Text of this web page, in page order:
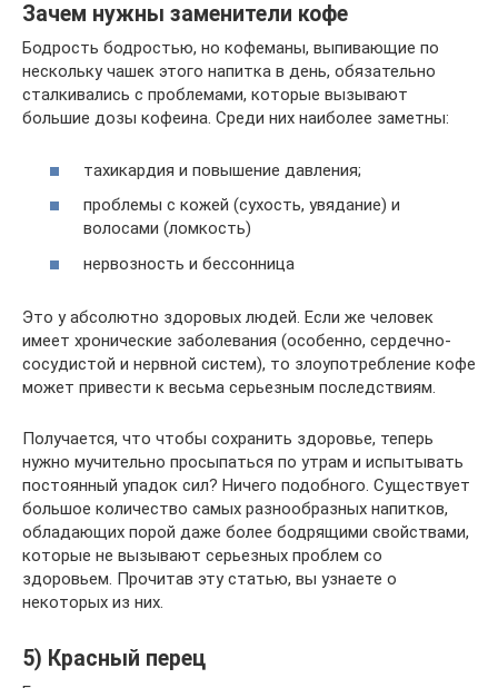
Зачем нужны заменители кофе
Бодрость бодростью, но кофеманы, выпивающие по
нескольку чашек этого напитка в день, обязательно
сталкивались с проблемами, которые вызывают
большие дозы кофеина. Среди них наиболее заметны:
тахикардия и повышение давления;
проблемы с кожей (сухость, увядание) и
волосами (ломкость)
нервозность и бессонница
Это у абсолютно здоровых людей. Если же человек
имеет хронические заболевания (особенно, сердечно-
сосудистой и нервной систем), то злоупотребление кофе
может привести к весьма серьезным последствиям.
Получается, что чтобы сохранить здоровье, теперь
нужно мучительно просыпаться по утрам и испытывать
постоянный упадок сил? Ничего подобного. Существует
большое количество самых разнообразных напитков,
обладающих порой даже более бодрящими свойствами,
которые не вызывают серьезных проблем со
здоровьем. Прочитав эту статью, вы узнаете о
некоторых из них.
5) Красный перец